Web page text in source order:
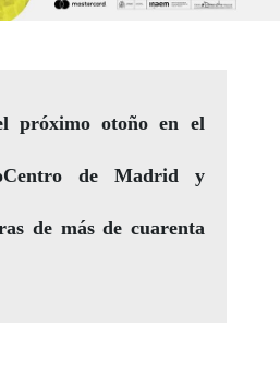
próximo otoño en el
de Madrid y
de más de cuarenta